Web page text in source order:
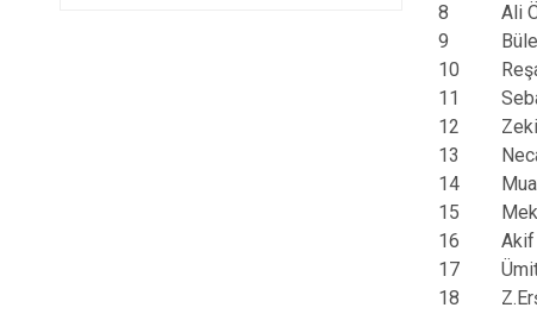
8
Ali
9
10
11
12
13
14
15
16
Akif
17
18